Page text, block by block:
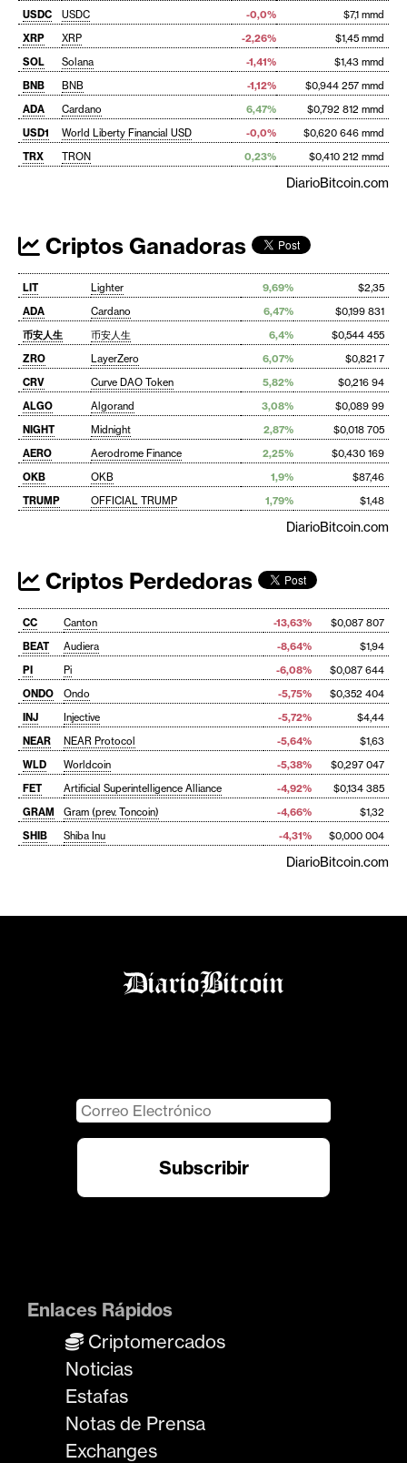
USDC USDC -0,0%
$7,1 mmd
XRP
XRP -2,26%
$1,45 mmd
SOL
Solana -1,41%
$1,43 mmd
BNB
BNB -1,12%
$0,944 257 mmd
ADA
Cardano 6,47%
$0,792 812 mmd
USD1
World Liberty Financial USD -0,0%
$0,620 646 mmd
TRX
TRON 0,23% $0,410 212 mmd
DiarioBitcoin.com
Criptos Ganadoras
LIT Lighter 9,69%
$2,35
ADA
Cardano 6,47%
$0,199 831
币安人生
币安人生 6,4%
$0,544 455
ZRO
LayerZero 6,07%
$0,821 7
CRV
Curve DAO Token 5,82%
$0,216 94
ALGO
Algorand 3,08%
$0,089 99
NIGHT
Midnight 2,87%
$0,018 705
AERO
Aerodrome Finance 2,25%
$0,430 169
OKB
OKB 1,9%
$87,46
TRUMP
OFFICIAL TRUMP 1,79% $1,48
DiarioBitcoin.com
Criptos Perdedoras
CC Canton -13,63%
$0,087 807
BEAT
Audiera -8,64%
$1,94
PI
Pi -6,08%
$0,087 644
ONDO
Ondo -5,75%
$0,352 404
INJ
Injective -5,72%
$4,44
NEAR
NEAR Protocol -5,64%
$1,63
WLD
Worldcoin -5,38%
$0,297 047
FET
Artificial Superintelligence Alliance -4,92%
$0,134 385
GRAM
Gram (prev. Toncoin) -4,66%
$1,32
SHIB
Shiba Inu -4,31% $0,000 004
DiarioBitcoin.com
Enlaces Rápidos
Criptomercados
Noticias
Estafas
Notas de Prensa
Exchanges